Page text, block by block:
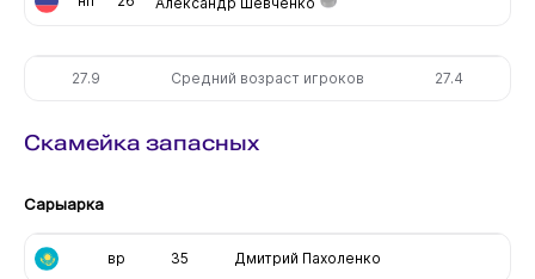
27.9 Средний возраст игроков 27.4
Скамейка запасных
Сарыарка
вр 35 Дмитрий Пахоленко